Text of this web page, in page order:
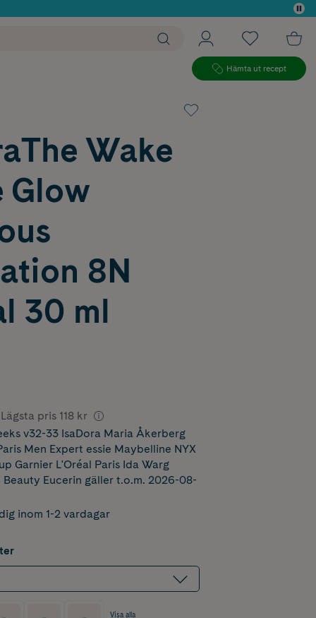
Hämta ut recept
Wake
Glow
8N
30 ml
Lägsta pris 118 kr
v32-33 IsaDora Maria Åkerberg
Men Expert essie Maybelline NYX
Garnier L'Oréal Paris Ida Warg
Beauty Eucerin gäller t.o.m. 2026-08-
inom 1-2 vardagar
Visa alla